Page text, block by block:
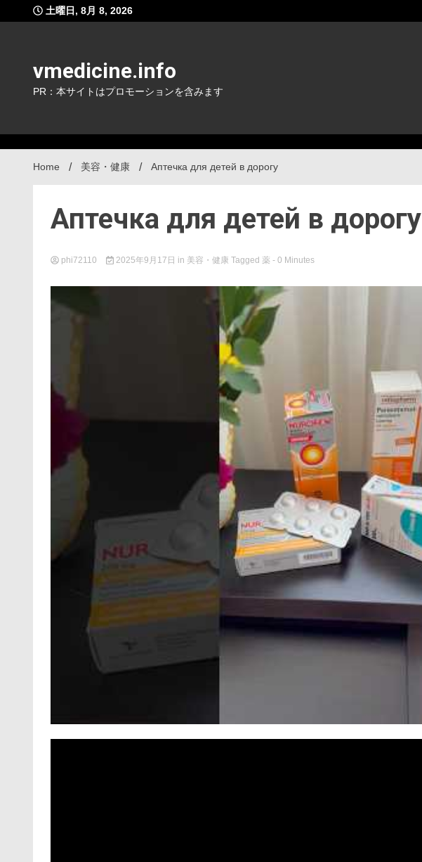
to
土曜日, 8月 8, 2026
vmedicine.info
PR：本サイトはプロモーションを含みます
Home 美容・健康 Аптечка для детей в дорогу
Аптечка для детей в дорогу
phi72110 2025年9月17日 in 美容・健康 Tagged 薬 - 0 Minutes